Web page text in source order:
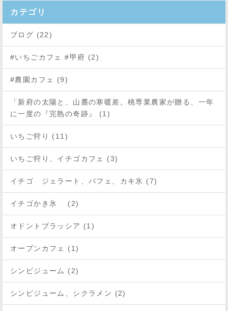
カテゴリ
ブログ (22)
#いちごカフェ #甲府 (2)
#農園カフェ (9)
「新府の太陽と、山麓の寒暖差。桃専業農家が贈る、一年
に一度の『完熟の奇跡』 (1)
いちご狩り (11)
いちご狩り、イチゴカフェ (3)
イチゴ ジェラート、パフェ、カキ氷 (7)
イチゴかき氷 (2)
オドントブラッシア (1)
オープンカフェ (1)
シンビジューム (2)
シンビジューム、シクラメン (2)